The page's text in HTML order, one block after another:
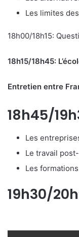
Les limites
18h00/18h15:
18h15/18h45:
Entretien entre
18h45/
Les
Le travail
Les
19h30/